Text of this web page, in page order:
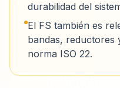
durabilidad del
El FS también es
bandas, reductores
norma ISO 22.